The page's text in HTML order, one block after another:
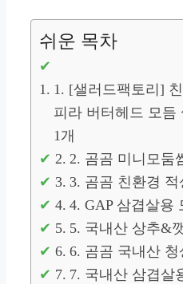
쉬운 목차
1. [샐러드팩토리]
피라 버터헤드 모듬
1개
2. 곰곰 미니모둠
3. 곰곰 친환경
4. GAP 삼겹살용
5. 국내산 상추&
6. 곰곰 국내산 청
7. 국내산 삼겹살